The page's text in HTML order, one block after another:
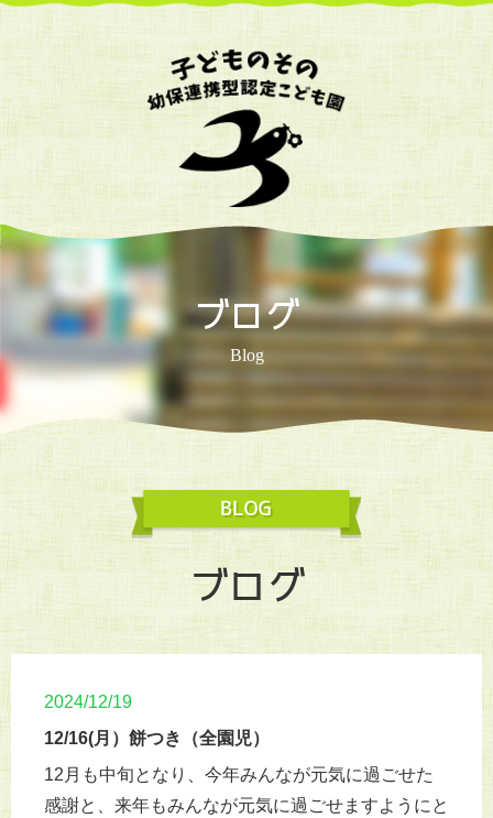
ブログ
Blog
ブログ
2024/12/19
12/16(月）餅つき（全園児）
12月も中旬となり、今年みんなが元気に過ごせた
感謝と、来年もみんなが元気に過ごせますようにと